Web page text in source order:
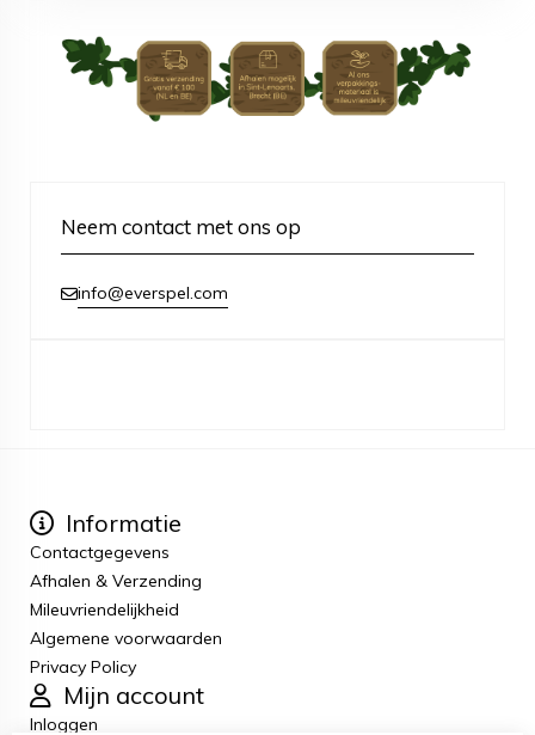
Neem contact met ons op
info@everspel.com
Informatie
Contactgegevens
Afhalen & Verzending
Mileuvriendelijkheid
Algemene voorwaarden
Privacy Policy
Mijn account
Inloggen